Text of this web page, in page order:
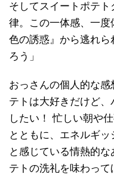
そしてスイートポテ
律。この一体感、一
色の誘惑』から逃れ
ろう」
おっさんの個人的な
テトは大好きだけど
したい！ 忙しい朝や
とともに、エネルギッ
と感じている情熱的
テトの洗礼を味わっ